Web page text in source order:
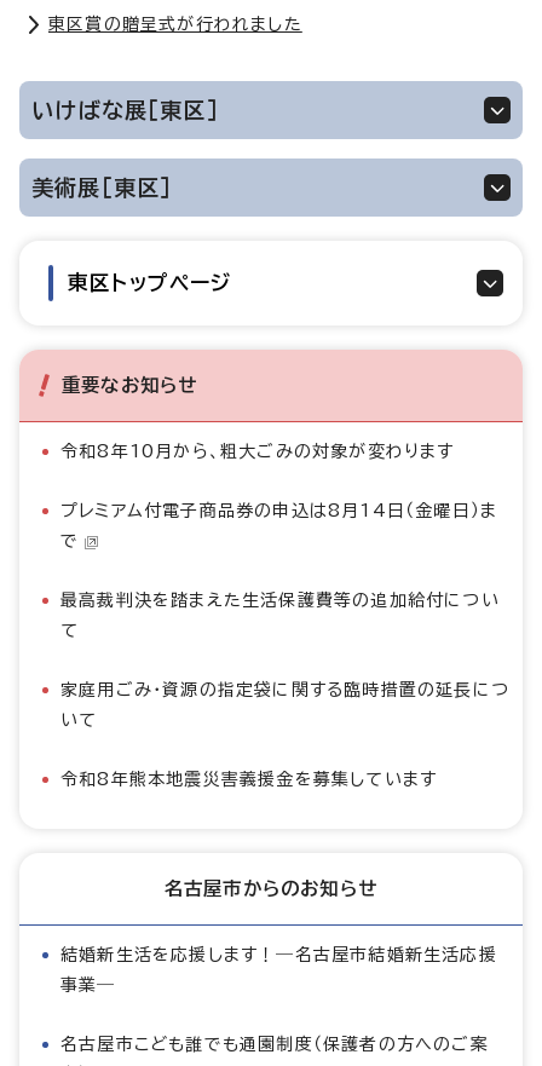
東区賞の贈呈式が行われました
いけばな展［東区］
美術展［東区］
東区トップページ
重要なお知らせ
令和8年10月から、粗大ごみの対象が変わります
プレミアム付電子商品券の申込は8月14日（金曜日）ま
で
最高裁判決を踏まえた生活保護費等の追加給付につい
て
家庭用ごみ・資源の指定袋に関する臨時措置の延長につ
いて
令和8年熊本地震災害義援金を募集しています
名古屋市からのお知らせ
結婚新生活を応援します！―名古屋市結婚新生活応援
事業―
名古屋市こども誰でも通園制度（保護者の方へのご案